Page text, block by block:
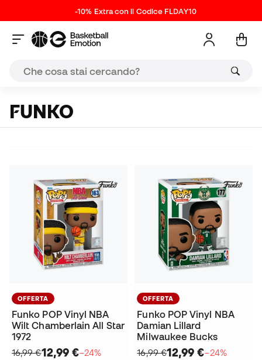
-10% Extra con il Codice FLDAY10
FUNKO
OFFERTA
Funko POP Vinyl NBA
Wilt Chamberlain All Star
1972
16,99 €12,99 €−24%
OFFERTA
Funko POP Vinyl NBA
Damian Lillard
Milwaukee Bucks
16,99 €12,99 €−24%